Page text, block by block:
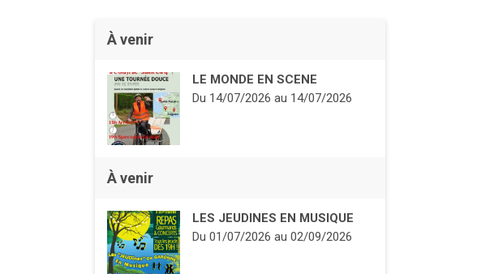
À venir
LE MONDE EN SCENE
Du 14/07/2026au 14/07/2026
À venir
LES JEUDINES EN MUSIQUE
Du 01/07/2026au 02/09/2026